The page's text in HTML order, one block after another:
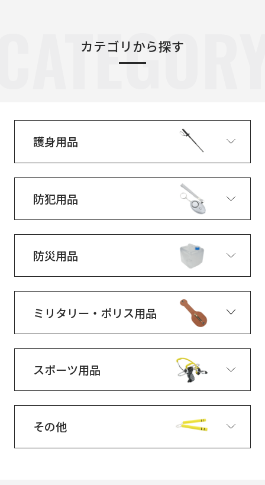
カテゴリから探す
護身用品
防犯用品
防災用品
ミリタリー・ポリス用品
スポーツ用品
その他